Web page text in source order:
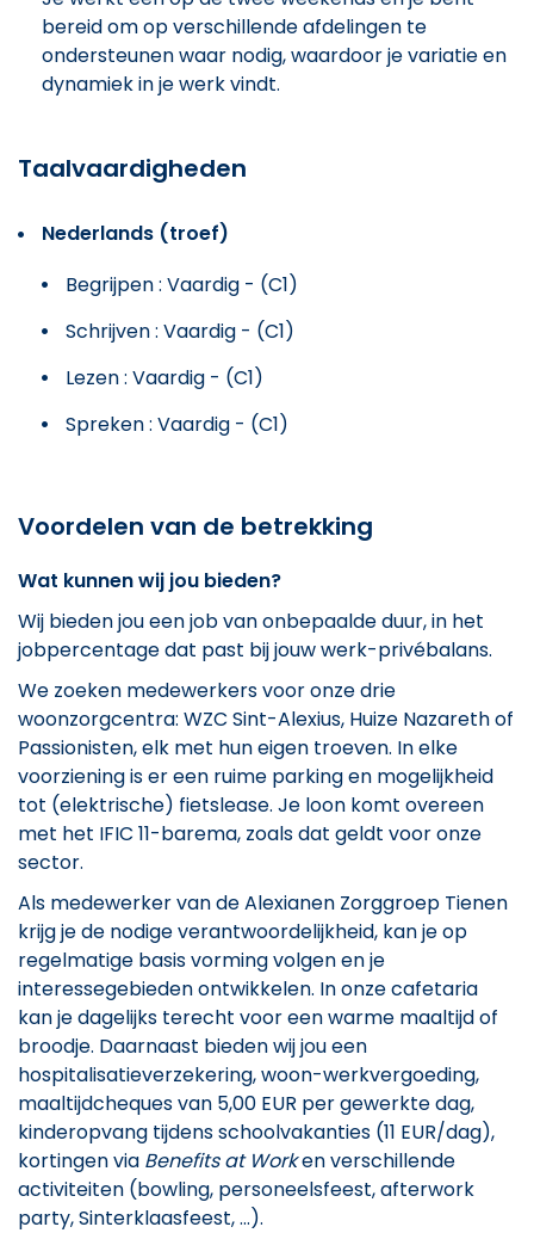
bereid om op verschillende afdelingen te
ondersteunen waar nodig, waardoor je variatie en
dynamiek in je werk vindt.
Taalvaardigheden
Nederlands (troef)
Begrijpen : Vaardig - (C1)
Schrijven : Vaardig - (C1)
Lezen : Vaardig - (C1)
Spreken : Vaardig - (C1)
Voordelen van de betrekking
Wat kunnen wij jou bieden?
Wij bieden jou een job van onbepaalde duur, in het
jobpercentage dat past bij jouw werk-privébalans.
We zoeken medewerkers voor onze drie
woonzorgcentra: WZC Sint-Alexius, Huize Nazareth of
Passionisten, elk met hun eigen troeven. In elke
voorziening is er een ruime parking en mogelijkheid
tot (elektrische) fietslease. Je loon komt overeen
met het IFIC 11-barema, zoals dat geldt voor onze
sector.
Als medewerker van de Alexianen Zorggroep Tienen
krijg je de nodige verantwoordelijkheid, kan je op
regelmatige basis vorming volgen en je
interessegebieden ontwikkelen. In onze cafetaria
kan je dagelijks terecht voor een warme maaltijd of
broodje. Daarnaast bieden wij jou een
hospitalisatieverzekering, woon-werkvergoeding,
maaltijdcheques van 5,00 EUR per gewerkte dag,
kinderopvang tijdens schoolvakanties (11 EUR/dag),
kortingen via Benefits at Worken verschillende
activiteiten (bowling, personeelsfeest, afterwork
party, Sinterklaasfeest, …).